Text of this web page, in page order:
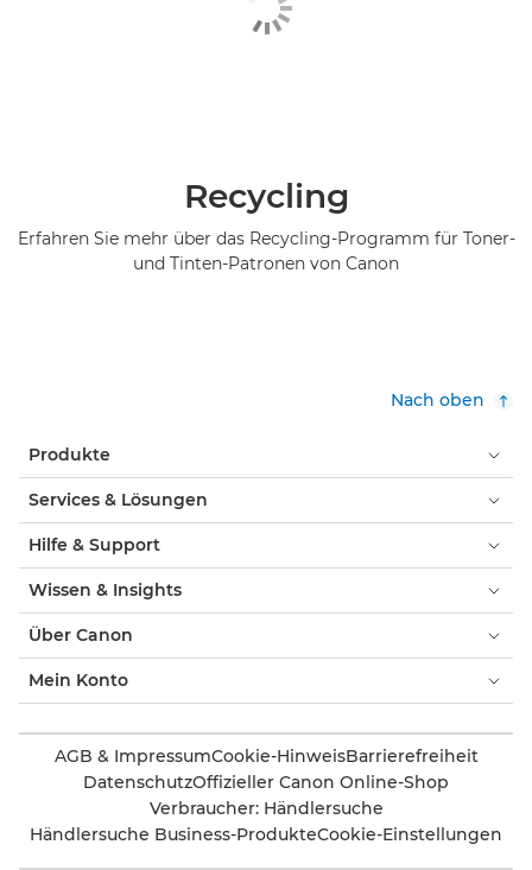
Recycling
Erfahren Sie mehr über das Recycling-Programm für Toner-
und Tinten-Patronen von Canon
Nach oben
Produkte
Services & Lösungen
Hilfe & Support
Wissen & Insights
Über Canon
Mein Konto
AGB & ImpressumCookie-HinweisBarrierefreiheit
DatenschutzOffizieller Canon Online-Shop
Verbraucher: Händlersuche
Händlersuche Business-ProdukteCookie-Einstellungen